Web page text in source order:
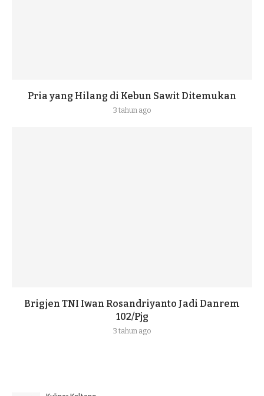
Pria yang Hilang di Kebun Sawit Ditemukan
3 tahun ago
Brigjen TNI Iwan Rosandriyanto Jadi Danrem
102/Pjg
3 tahun ago